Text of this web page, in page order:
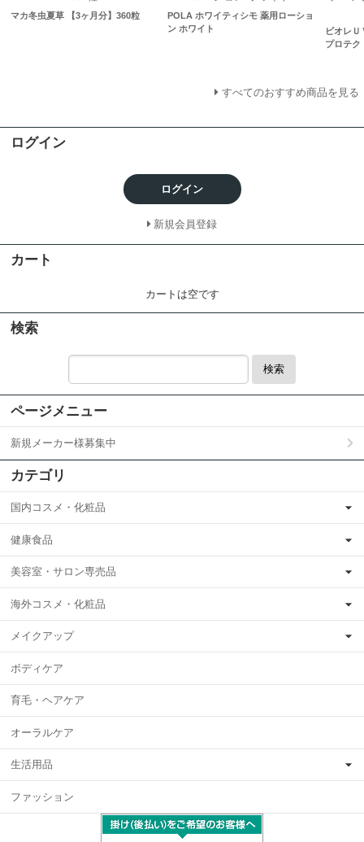
マカ冬虫夏草 【3ヶ月分】360粒
POLA ホワイティシモ 薬用ローショ
ン ホワイト
ビオレ
プロテ
すべてのおすすめ商品を見る
ログイン
ログイン
新規会員登録
カート
カートは空です
検索
検索
ページメニュー
新規メーカー様募集中
カテゴリ
国内コスメ・化粧品
健康食品
美容室・サロン専売品
海外コスメ・化粧品
メイクアップ
ボディケア
育毛・ヘアケア
オーラルケア
生活用品
ファッション